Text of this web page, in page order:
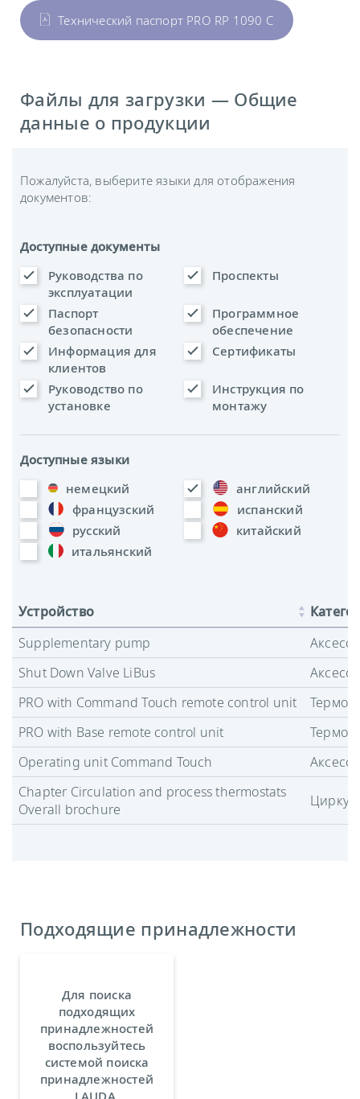
Технический паспорт PRO RP 1090 C
Файлы для загрузки — Общие
данные о продукции
Пожалуйста, выберите языки для отображения
документов:
Доступные документы
Руководства по
эксплуатации
Проспекты
Паспорт
безопасности
Программное
обеспечение
Информация для
клиентов
Сертификаты
Руководство по
установке
Инструкция по
монтажу
Доступные языки
немецкий
английский
французский
испанский
русский
китайский
итальянский
Устройство
Supplementary pump
Shut Down Valve LiBus
PRO with Command Touch remote control unit
PRO with Base remote control unit
Operating unit Command Touch
Chapter Circulation and process thermostats
Overall brochure
Подходящие принадлежности
Для поиска
подходящих
принадлежностей
воспользуйтесь
системой поиска
принадлежностей
LAUDA.